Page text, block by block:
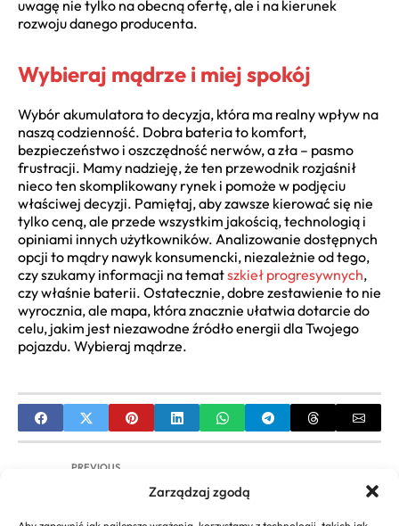
Zarządzaj zgodą
uwagę nie tylko na obecną ofertę, ale i na kierunek
rozwoju danego producenta.
Wybieraj mądrze i miej spokój
Wybór akumulatora to decyzja, która ma realny wpływ na
naszą codzienność. Dobra bateria to komfort,
bezpieczeństwo i oszczędność nerwów, a zła – pasmo
frustracji. Mamy nadzieję, że ten przewodnik rozjaśnił
nieco ten skomplikowany rynek i pomoże w podjęciu
właściwej decyzji. Pamiętaj, aby zawsze kierować się nie
tylko ceną, ale przede wszystkim jakością, technologią i
opiniami innych użytkowników. Analizowanie dostępnych
opcji to mądry nawyk konsumencki, niezależnie od tego,
czy szukamy informacji na tematszkieł progresywnych,
czy właśnie baterii. Ostatecznie, dobre zestawienie to nie
wyrocznia, ale mapa, która znacznie ułatwia dotarcie do
celu, jakim jest niezawodne źródło energii dla Twojego
pojazdu. Wybieraj mądrze.
PREVIOUS
Jak Sprawdzić Dochody Firmy – Kompletny